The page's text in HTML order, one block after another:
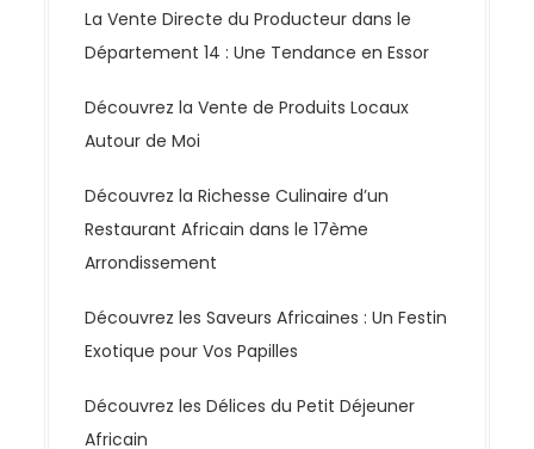
La Vente Directe du Producteur dans le
Département 14 : Une Tendance en Essor
Découvrez la Vente de Produits Locaux
Autour de Moi
Découvrez la Richesse Culinaire d’un
Restaurant Africain dans le 17ème
Arrondissement
Découvrez les Saveurs Africaines : Un Festin
Exotique pour Vos Papilles
Découvrez les Délices du Petit Déjeuner
Africain